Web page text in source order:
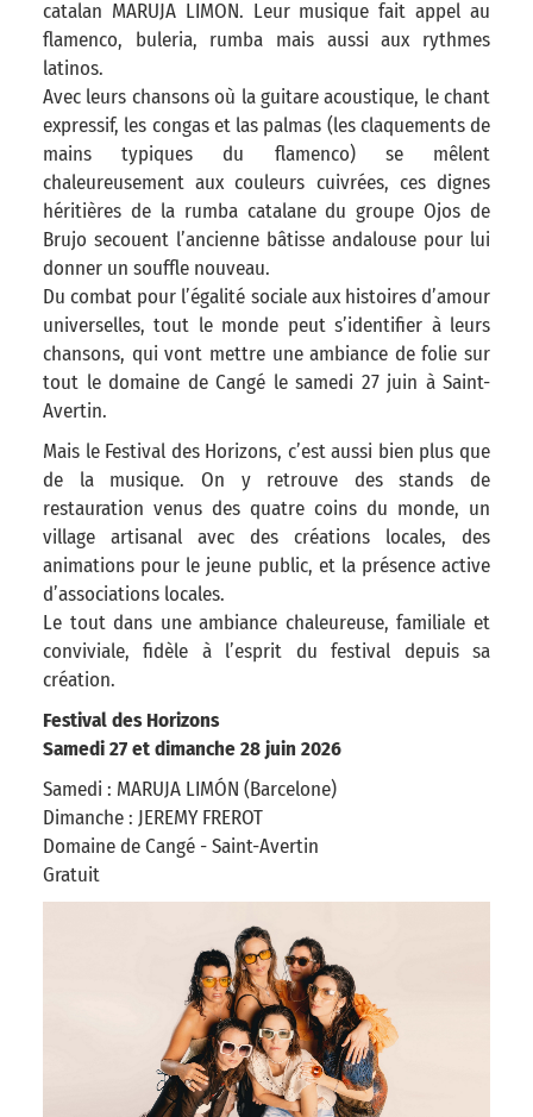
catalan MARUJA LIMON. Leur musique fait appel au
flamenco, buleria, rumba mais aussi aux rythmes
latinos.
Avec leurs chansons où la guitare acoustique, le chant
expressif, les congas et las palmas (les claquements de
mains typiques du flamenco) se mêlent
chaleureusement aux couleurs cuivrées, ces dignes
héritières de la rumba catalane du groupe Ojos de
Brujo secouent l’ancienne bâtisse andalouse pour lui
donner un souffle nouveau.
Du combat pour l’égalité sociale aux histoires d’amour
universelles, tout le monde peut s’identifier à leurs
chansons, qui vont mettre une ambiance de folie sur
tout le domaine de Cangé le samedi 27 juin à Saint-
Avertin.
Mais le Festival des Horizons, c’est aussi bien plus que
de la musique. On y retrouve des stands de
restauration venus des quatre coins du monde, un
village artisanal avec des créations locales, des
animations pour le jeune public, et la présence active
d’associations locales.
Le tout dans une ambiance chaleureuse, familiale et
conviviale, fidèle à l’esprit du festival depuis sa
création.
Festival des Horizons
Samedi 27 et dimanche 28 juin 2026
Samedi : MARUJA LIMÓN (Barcelone)
Dimanche : JEREMY FREROT
Domaine de Cangé - Saint-Avertin
Gratuit